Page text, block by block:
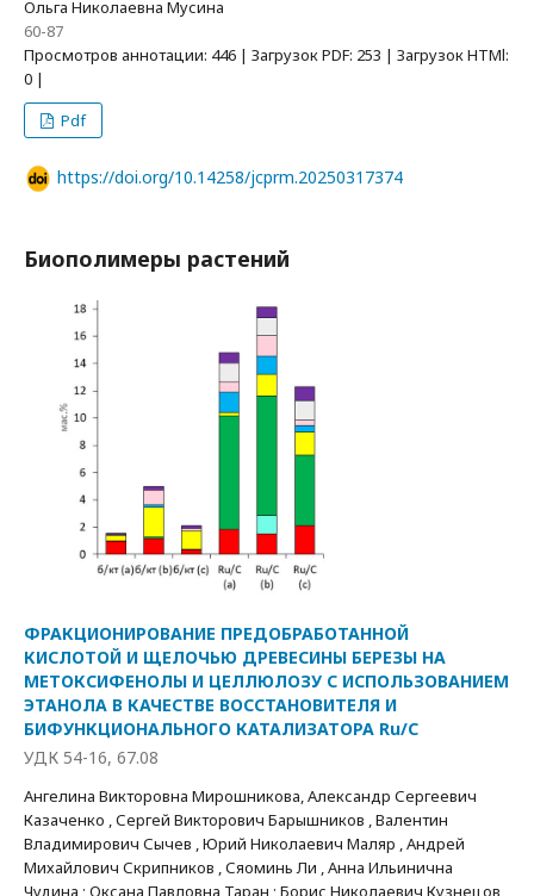
Ольга Николаевна Мусина
60-87
Просмотров аннотации: 446 | Загрузок PDF: 253 | Загрузок HTMl:
0 |
Pdf
https://doi.org/10.14258/jcprm.20250317374
Биополимеры растений
ФРАКЦИОНИРОВАНИЕ ПРЕДОБРАБОТАННОЙ
КИСЛОТОЙ И ЩЕЛОЧЬЮ ДРЕВЕСИНЫ БЕРЕЗЫ НА
МЕТОКСИФЕНОЛЫ И ЦЕЛЛЮЛОЗУ С ИСПОЛЬЗОВАНИЕМ
ЭТАНОЛА В КАЧЕСТВЕ ВОССТАНОВИТЕЛЯ И
БИФУНКЦИОНАЛЬНОГО КАТАЛИЗАТОРА Ru/C
УДК 54-16, 67.08
Ангелина Викторовна Мирошникова, Александр Сергеевич
Казаченко , Сергей Викторович Барышников , Валентин
Владимирович Сычев , Юрий Николаевич Маляр , Андрей
Михайлович Скрипников , Сяоминь Ли , Анна Ильинична
Чудина ; Оксана Павловна Таран ; Борис Николаевич Кузнецов